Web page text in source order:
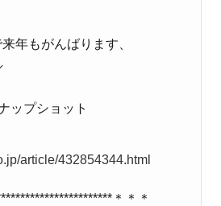
年もがんばります、
ップショット
article/432854344.html
＊＊＊